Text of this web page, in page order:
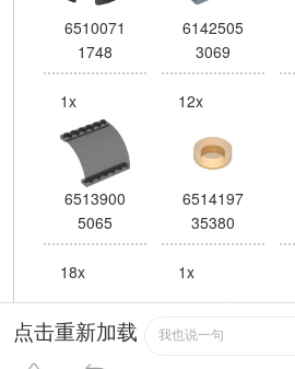
6510071
1748
6142505
3069
1x
6513900
5065
12x
6514197
35380
18x 1x
点击重新加载 我也说一句